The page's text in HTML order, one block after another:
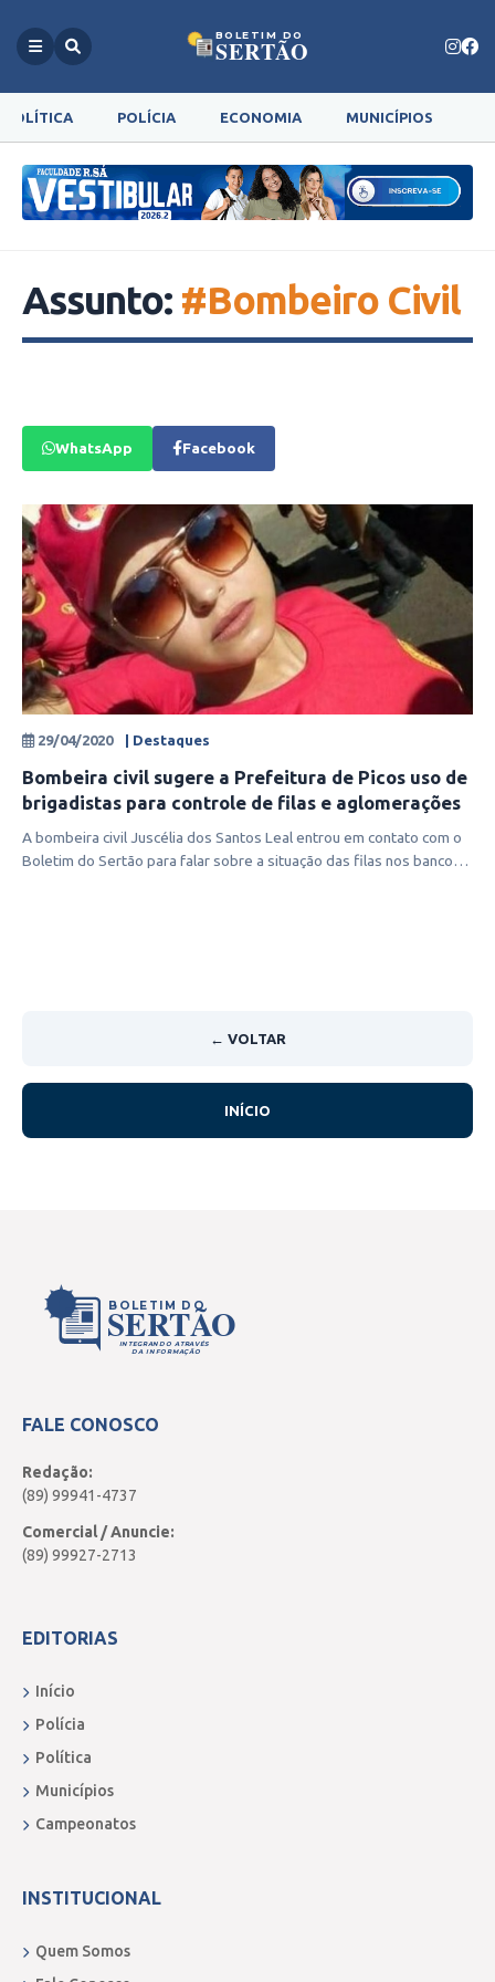
BOLETIM DO
SERTÃO
POLÍTICA POLÍCIA ECONOMIA MUNICÍPIOS
Assunto: #Bombeiro Civil
WhatsApp Facebook
29/04/2020 | Destaques
Bombeira civil sugere a Prefeitura de Picos uso de
brigadistas para controle de filas e aglomerações
A bombeira civil Juscélia dos Santos Leal entrou em contato com o
Boletim do Sertão para falar sobre a situação das filas nos bancos,
← VOLTAR
INÍCIO
BOLETIM DO
SERTÃO
INTEGRANDO ATRAVÉS
DA INFORMAÇÃO
FALE CONOSCO
Redação:
(89) 99941-4737
Comercial / Anuncie:
(89) 99927-2713
EDITORIAS
Início
Polícia
Política
Municípios
Campeonatos
INSTITUCIONAL
Quem Somos